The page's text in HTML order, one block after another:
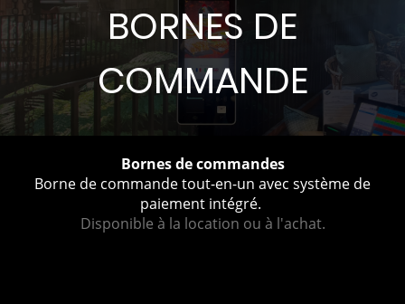
BORNES DE
COMMANDE
Bornes de commandes
Borne de commande tout-en-un avec système de
paiement intégré.
Disponible à la location ou à l'achat.